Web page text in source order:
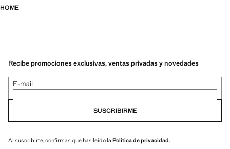
HOME
Recibe promociones exclusivas, ventas privadas y novedades
E-mail
SUSCRIBIRME
Al suscribirte, confirmas que has leído la Política de privacidad.